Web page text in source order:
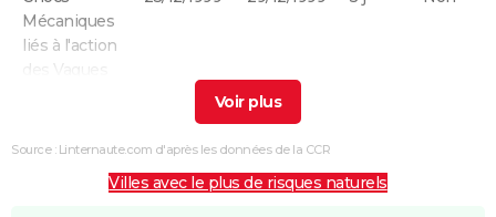
Mécaniques
liés à l'action
des Vagues
et/ou
20/12/1999 21/12/1999
Source : Linternaute.com d'après les données de la CCR
Villes avec le plus de risques naturels